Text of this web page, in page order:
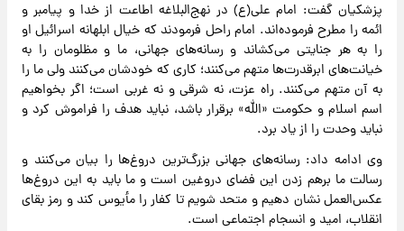
پزشکیان گفت: امام علی(ع) در نهج‌البلاغه اطاعت از خدا و پیامبر و
ائمه را مطرح فرموده‌اند. امام راحل فرمودند که خیال ابلهانه اسرائیل او
را به هر جنایتی می‌کشاند و رسانه‌های جهانی، ما و مظلومان را به
خیانت‌های ابرقدرت‌ها متهم می‌کنند؛ کاری که خودشان می‌کنند ولی ما را
به آن متهم می‌کنند. راه عزت، نه شرقی و نه غربی است؛ اگر بخواهیم
اسم اسلام و حکومت «الله» برقرار باشد، نباید هدف را فراموش کرد و
نباید وحدت را از یاد برد.
وی ادامه داد: رسانه‌های جهانی بزرگ‌ترین دروغ‌ها را بیان می‌کنند و
رسالت ما برهم زدن این فضای دروغین است و ما باید به این دروغ‌ها
عکس‌العمل نشان دهیم و متحد شویم تا کفار را مأیوس کند و رمز بقای
انقلاب، امید و انسجام اجتماعی است.